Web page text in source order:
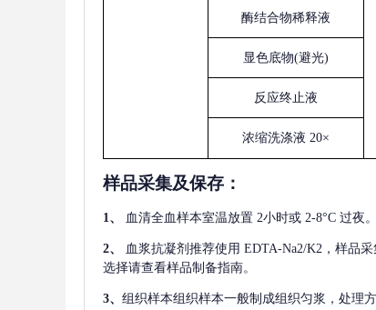
酶结合物稀释液
显色底物(避光)
反应终止液
浓缩洗涤液 20×
样品采集及保存 ：
1、 血清全血样本室温放置 2小时或 2-8°C 过夜
2、 血浆抗凝剂推荐使用 EDTA-Na2/K2，样品
选择请查看样品制备指南。
3、 组织样本组织样本一般制成组织匀浆，处理方